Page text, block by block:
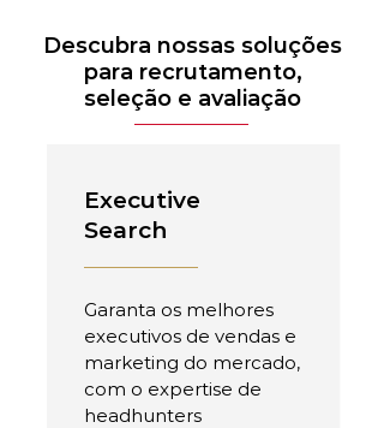
Descubra nossas soluções
para recrutamento,
seleção e avaliação
Executive
Search
Garanta os melhores
executivos de vendas e
marketing do mercado,
com o expertise de
headhunters